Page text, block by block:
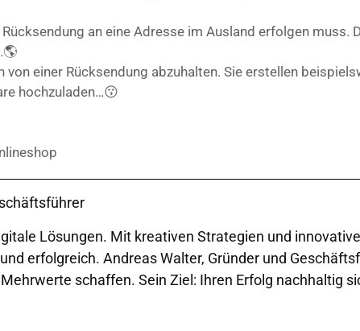
an eine Adresse im Ausland erfolgen muss.
einer Rücksendung abzuhalten. Sie erstellen
hochzuladen…😗
Lösungen. Mit kreativen Strategien und
erfolgreich. Andreas Walter, Gründer und
schaffen. Sein Ziel: Ihren Erfolg nachhaltig